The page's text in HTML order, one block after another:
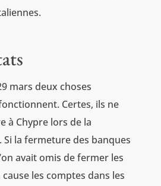
mars deux choses
Certes, ils ne
à Chypre lors de la
la fermeture des banques
avait omis de fermer les
les comptes dans les